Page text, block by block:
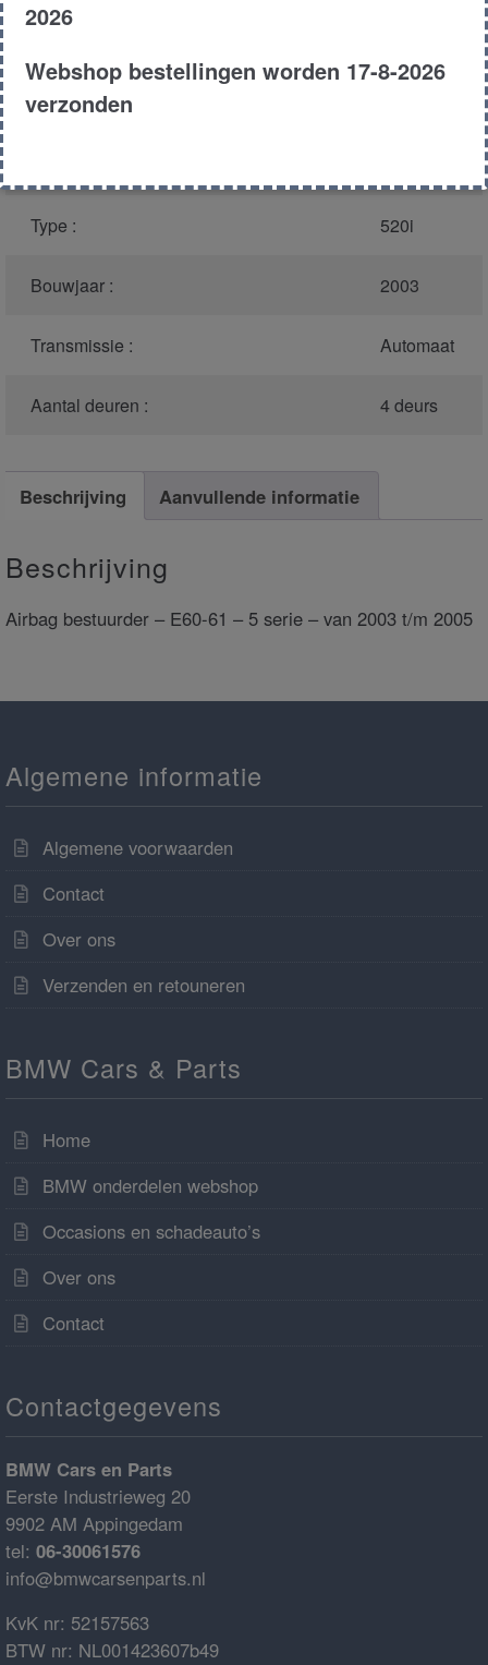
Kleur :
Carroserie : Sedan
Type : 520i
Bouwjaar : 2003
Transmissie : Automaat
Aantal deuren : 4 deurs
Beschrijving Aanvullende informatie
Beschrijving
Airbag bestuurder – E60-61 – 5 serie – van 2003 t/m 2005
Algemene informatie
Algemene voorwaarden
Contact
Over ons
Verzenden en retouneren
BMW Cars & Parts
Home
BMW onderdelen webshop
Occasions en schadeauto’s
Over ons
Contact
Contactgegevens
BMW Cars en Parts
Eerste Industrieweg 20
9902 AM Appingedam
tel: 06-30061576
info@bmwcarsenparts.nl
KvK nr: 52157563
BTW nr: NL001423607b49
2026
Webshop bestellingen worden 17-8-2026
verzonden